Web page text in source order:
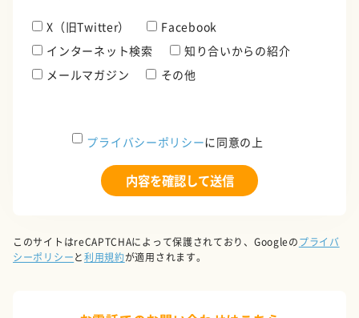
X（旧Twitter）
Facebook
インターネット検索
知り合いからの紹介
メールマガジン
その他
プライバシーポリシーに同意の上
このサイトはreCAPTCHAによって保護されており、Googleのプライバ
シーポリシーと利用規約が適用されます。